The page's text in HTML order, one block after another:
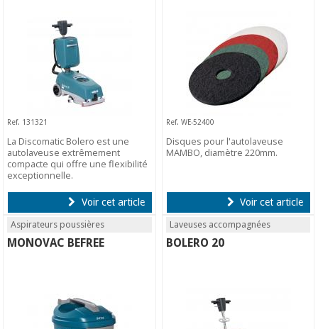
Ref. 131321
La Discomatic Bolero est une
autolaveuse extrêmement
compacte qui offre une flexibilité
exceptionnelle.
Voir cet article
Ref. WE-52400
Disques pour l'autolaveuse
MAMBO, diamètre 220mm.
Voir cet article
Aspirateurs poussières
MONOVAC BEFREE
Laveuses accompagnées
BOLERO 20